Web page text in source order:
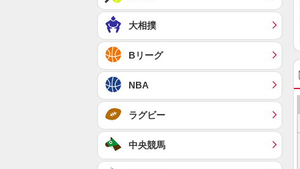
大相撲
Bリーグ
NBA
ラグビー
中央競馬